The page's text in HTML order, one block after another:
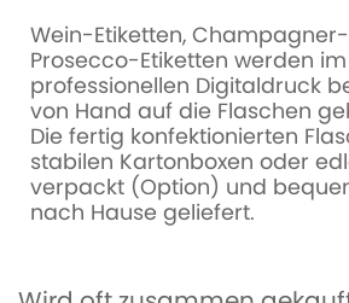
Wein-Etiketten,
Prosecco-Etiketten werden im
professionellen Digitaldruck
von Hand auf die Flaschen
Die fertig konfektionierten
stabilen Kartonboxen oder
verpackt (Option) und
nach Hause geliefert.